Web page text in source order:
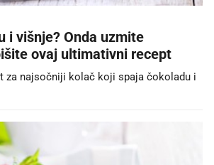
i višnje? Onda uzmite
ovaj ultimativni recept
za najsočniji kolač koji spaja čokoladu i